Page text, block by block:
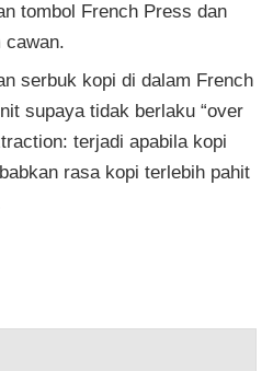
tombol French Press dan
cawan.
serbuk kopi di dalam French
supaya tidak berlaku “over
terjadi apabila kopi
rasa kopi terlebih pahit